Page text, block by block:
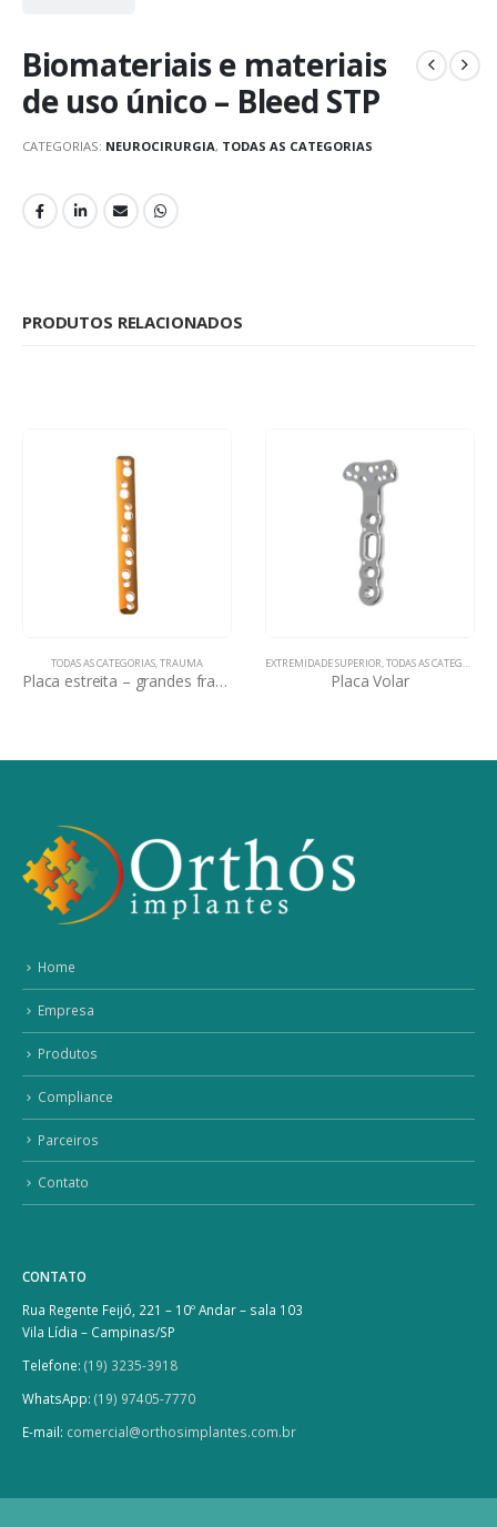
Biomateriais e materiais
de uso único – Bleed STP
CATEGORIAS: NEUROCIRURGIA, TODAS AS CATEGORIAS
PRODUTOS RELACIONADOS
TODAS AS CATEGORIAS,TRAUMA
Placa estreita – grandes fragmentos
EXTREMIDADE SUPERIOR,TODAS AS CATEGORIAS
Placa Volar
Home
Empresa
Produtos
Compliance
Parceiros
Contato
CONTATO
Rua Regente Feijó, 221 – 10º Andar – sala 103
Vila Lídia – Campinas/SP
Telefone: (19) 3235-3918
WhatsApp: (19) 97405-7770
E-mail: comercial@orthosimplantes.com.br